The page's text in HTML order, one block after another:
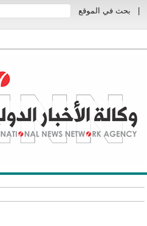
بحث في الموقع